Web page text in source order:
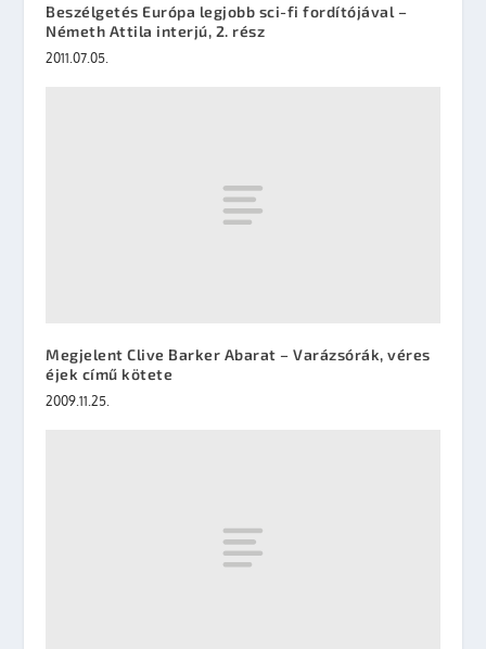
Beszélgetés Európa legjobb sci-fi fordítójával –
Németh Attila interjú, 2. rész
2011.07.05.
Megjelent Clive Barker Abarat – Varázsórák, véres
éjek című kötete
2009.11.25.